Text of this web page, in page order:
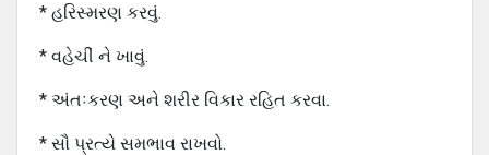
* હરિસ્મરણ કરવું.
* વહેચીં ને ખાવું.
* અંતઃકરણ અને શરીર વિકાર રહિત કરવા.
* સૌ પ્રત્યે સમભાવ રાખવો.